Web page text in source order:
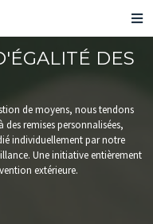
VOUS
DES
de moyens, nous tendons
remises personnalisées,
individuellement par notre
Une initiative entièrement
extérieure.